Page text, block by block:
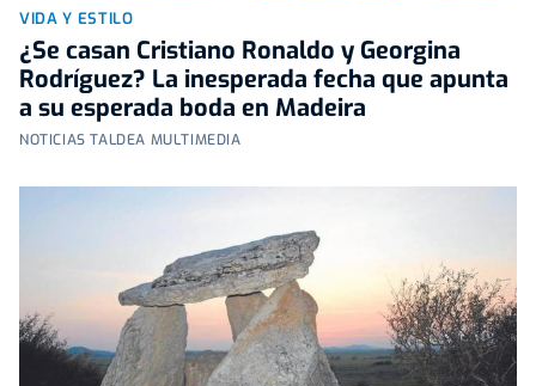
VIDA Y ESTILO
¿Se casan Cristiano Ronaldo y Georgina
Rodríguez? La inesperada fecha que apunta
a su esperada boda en Madeira
NOTICIAS TALDEA MULTIMEDIA